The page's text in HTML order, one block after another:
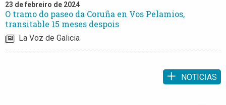
23 de febreiro de 2024
O tramo do paseo da Coruña en Vos Pelamios,
transitable 15 meses despois
La Voz de Galicia
NOTICIAS